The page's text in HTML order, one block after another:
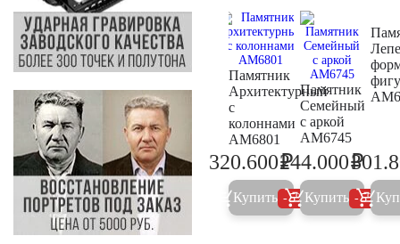
Памятник
Архитектурный
с
колоннами
AM6801
337.500
320.600₽
Купить 5%
Памятник
Семейный
с аркой
AM6745
244.000₽
Купить 5%